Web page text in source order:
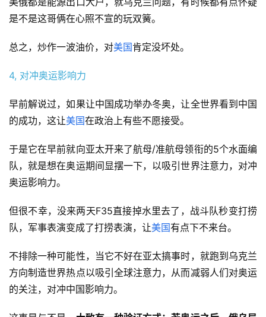
是不是这哥俩在心照不宣的玩双簧。
总之，炒作一波油价，对美国肯定没坏处。
4, 对冲奥运影响力
早前解说过，如果让中国成功举办冬奥，让全世界看到中国
的成功，这让美国在政治上有些不愿接受。
于是它在早前就向亚太开来了航母/准航母领衔的5个水面编
队，就是想在奥运期间显摆一下，以吸引世界注意力，对冲
奥运影响力。
但很不幸，没来两天F35直接掉水里去了，战斗队秒变打捞
队，军事表演变成了打捞表演，让美国有点下不来台。
不排除一种可能性，当它不好在亚太搞事时，就跑到乌克兰
方向制造世界热点以吸引全球注意力，从而减弱人们对奥运
的关注，对冲中国影响力。